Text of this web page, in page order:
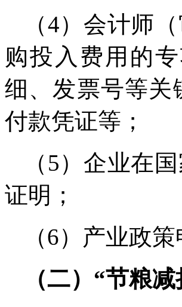
（4）会计师
购投入费用的
细、发票号等关
付款凭证等；
（5）企业在
证明；
（6）产业政
（二）“节粮